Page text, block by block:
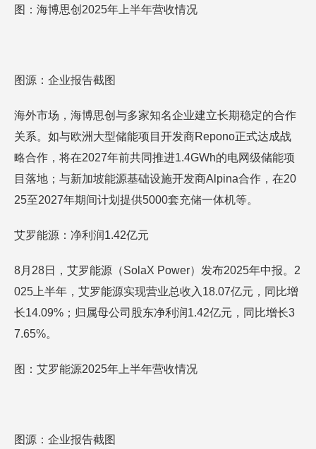
图：海博思创2025年上半年营收情况
图源：企业报告截图
海外市场，海博思创与多家知名企业建立长期稳定的合作
关系。如与欧洲大型储能项目开发商Repono正式达成战
略合作，将在2027年前共同推进1.4GWh的电网级储能项
目落地；与新加坡能源基础设施开发商Alpina合作，在20
25至2027年期间计划提供5000套充储一体机等。
艾罗能源：净利润1.42亿元
8月28日，艾罗能源（SolaX Power）发布2025年中报。2
025上半年，艾罗能源实现营业总收入18.07亿元，同比增
长14.09%；归属母公司股东净利润1.42亿元，同比增长3
7.65%。
图：艾罗能源2025年上半年营收情况
图源：企业报告截图